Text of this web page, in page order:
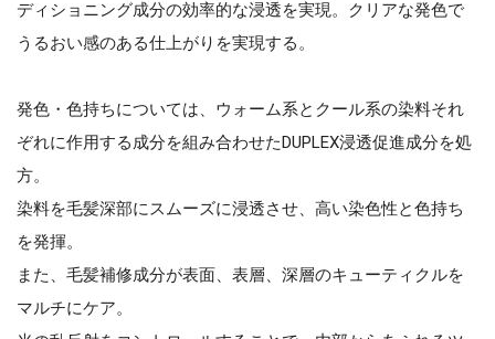
ディショニング成分の効率的な浸透を実現。クリアな発色で
うるおい感のある仕上がりを実現する。
発色・色持ちについては、ウォーム系とクール系の染料それ
ぞれに作用する成分を組み合わせたDUPLEX浸透促進成分を処
方。
染料を毛髪深部にスムーズに浸透させ、高い染色性と色持ち
を発揮。
また、毛髪補修成分が表面、表層、深層のキューティクルを
マルチにケア。